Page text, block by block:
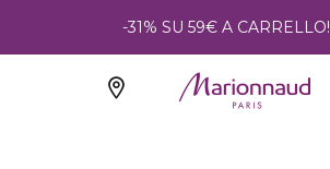
-31% SU 59€ A CARRELLO!